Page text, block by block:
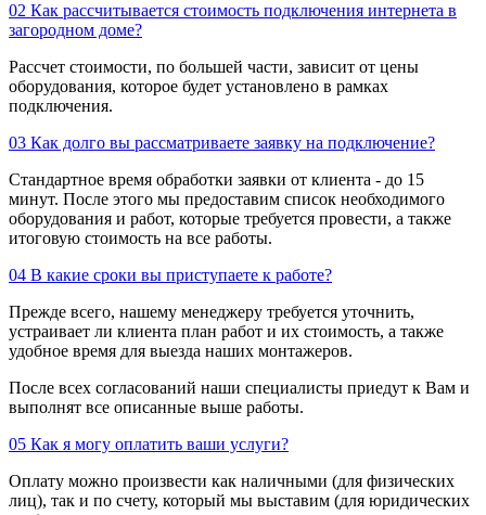
02 Как рассчитывается стоимость подключения интернета в
загородном доме?
Рассчет стоимости, по большей части, зависит от цены
оборудования, которое будет установлено в рамках
подключения.
03 Как долго вы рассматриваете заявку на подключение?
Стандартное время обработки заявки от клиента - до 15
минут. После этого мы предоставим список необходимого
оборудования и работ, которые требуется провести, а также
итоговую стоимость на все работы.
04 В какие сроки вы приступаете к работе?
Прежде всего, нашему менеджеру требуется уточнить,
устраивает ли клиента план работ и их стоимость, а также
удобное время для выезда наших монтажеров.
После всех согласований наши специалисты приедут к Вам и
выполнят все описанные выше работы.
05 Как я могу оплатить ваши услуги?
Оплату можно произвести как наличными (для физических
лиц), так и по счету, который мы выставим (для юридических